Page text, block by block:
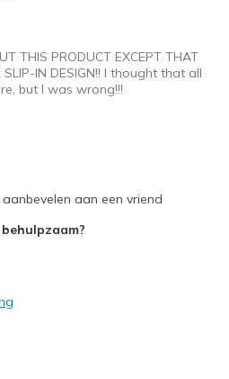
THIS PRODUCT EXCEPT THAT
SLIP-IN DESIGN!! I thought that all
but I was wrong!!!
aanbevelen aan een vriend